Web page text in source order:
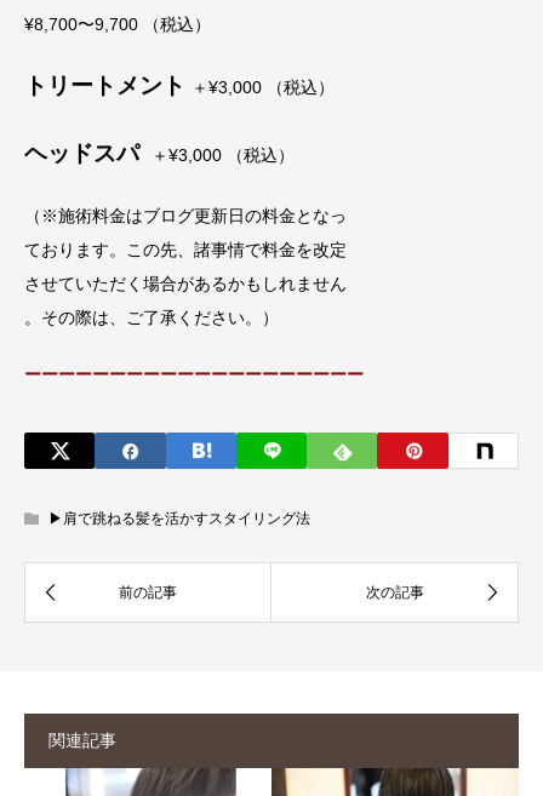
¥8,700〜9,700 （税込）
トリートメント ＋¥3,000 （税込）
ヘッドスパ ＋¥3,000 （税込）
（※施術料金はブログ更新日の料金となっ
ております。この先、諸事情で料金を改定
させていただく場合があるかもしれません
。その際は、ご了承ください。）
ーーーーーーーーーーーーーーーーーーーー
▶︎肩で跳ねる髪を活かすスタイリング法
関連記事